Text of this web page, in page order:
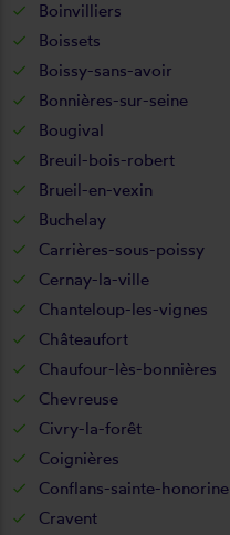
Boinvilliers
Boissets
Boissy-sans-avoir
Bonnières-sur-seine
Bougival
Breuil-bois-robert
Brueil-en-vexin
Buchelay
Carrières-sous-poissy
Cernay-la-ville
Chanteloup-les-vignes
Châteaufort
Chaufour-lès-bonnières
Chevreuse
Civry-la-forêt
Coignières
Conflans-sainte-honorine
Cravent